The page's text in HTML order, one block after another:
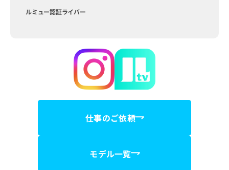
ルミュー認証ライバー
仕事のご依頼
モデル一覧